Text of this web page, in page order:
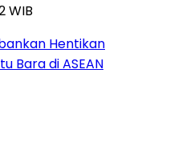
WIB
Hentikan
Bara di ASEAN